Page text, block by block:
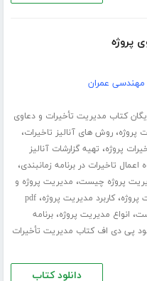
پروژه
عمران
کتاب مدیریت تأخیرات و دعاوی
پروژه،روش های آنالیز تاخیرات،
پروژه، تهیه گزارشات آنالیز
اعمال تاخیرات در برنامه زمانبندی،
پروژه چیست، مدیریت پروژه و
،کاربرد مدیریت پروژه،pdf
، انواع مدیریت پروژه،برنامه
پی دی اف کتاب مدیریت تأخیرات
دانلود کتاب